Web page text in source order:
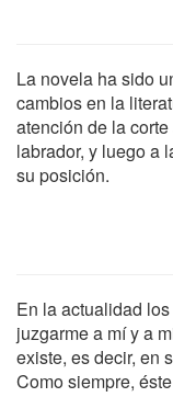
La novela ha sido
cambios en la
atención de la
labrador, y luego a
su posición.
En la actualidad
juzgarme a mí y a
existe, es decir, en
Como siempre,